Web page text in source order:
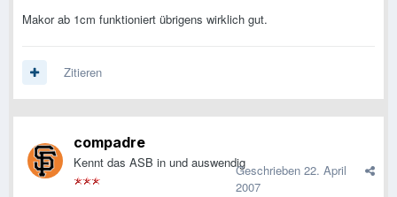
Makor ab 1cm funktioniert übrigens wirklich gut.
Zitieren
compadre
Kennt das ASB in und auswendigGeschrieben 22. April
2007